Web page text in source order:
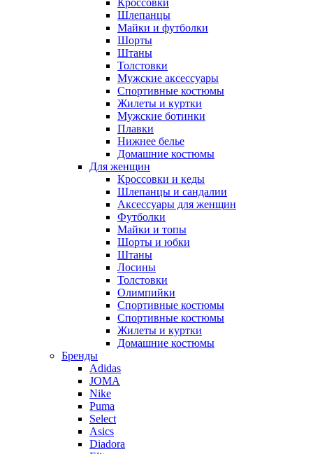
Кроссовки
Шлепанцы
Майки и футболки
Шорты
Штаны
Толстовки
Мужские аксессуары
Спортивные костюмы
Жилеты и куртки
Мужские ботинки
Плавки
Нижнее белье
Домашние костюмы
Для женщин
Кроссовки и кеды
Шлепанцы и сандалии
Аксессуары для женщин
Футболки
Майки и топы
Шорты и юбки
Штаны
Лосины
Толстовки
Олимпийки
Спортивные костюмы
Спортивные костюмы
Жилеты и куртки
Домашние костюмы
Бренды
Adidas
JOMA
Nike
Puma
Select
Asics
Diadora